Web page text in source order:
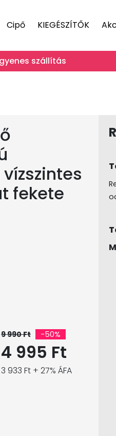
Cipő KIEGÉSZÍTŐK
szállítás
fekete
9 990 Ft -50%
4 995 Ft
3 933 Ft + 27% ÁFA